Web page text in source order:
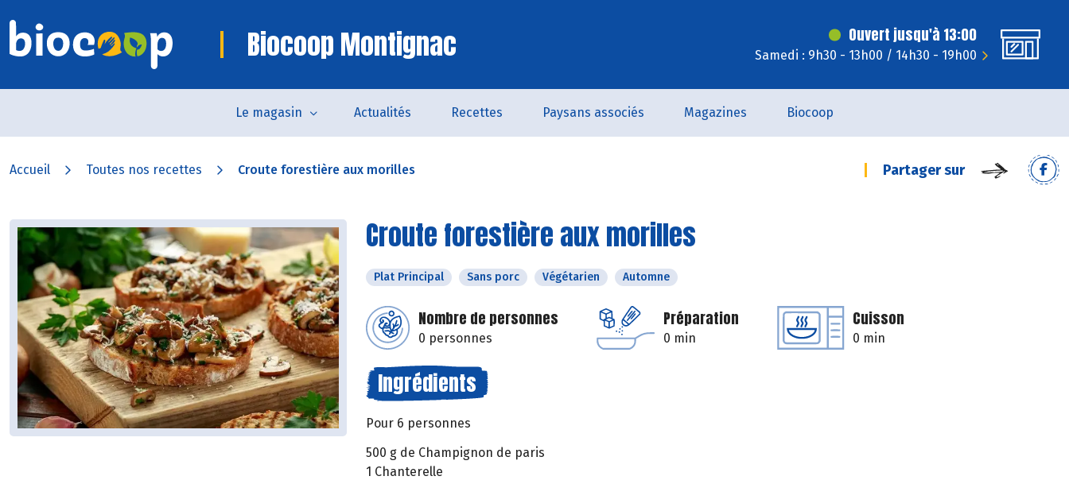
Biocoop Montignac Ouvert jusqu'à 13:00
Samedi : 9h30 - 13h00 / 14h30 - 19h00
Le magasin Actualités Recettes Paysans associés Magazines Biocoop
Accueil Toutes nos recettes Croute forestière aux morilles Partager sur
Croute forestière aux morilles
Plat Principal Sans porc Végétarien Automne
Nombre de personnes
0 personnes
Préparation
0 min
Cuisson
0 min
Ingrédients
Pour 6 personnes
500 g de Champignon de paris
1 Chanterelle